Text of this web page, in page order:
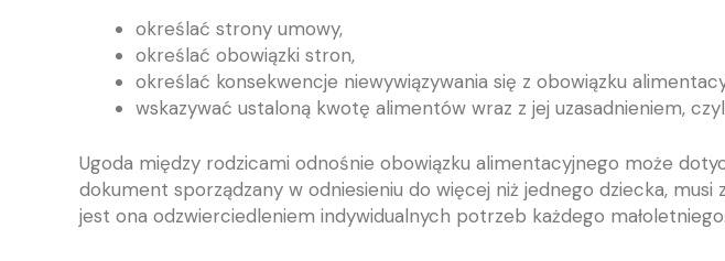
określać strony umowy,
określać obowiązki stron,
określać konsekwencje niewywiązywania się z obowiązku
wskazywać ustaloną kwotę alimentów wraz z jej uzasadnieniem,
Ugoda między rodzicami odnośnie obowiązku alimentacyjnego może
dokument sporządzany w odniesieniu do więcej niż jednego dziecka,
jest ona odzwierciedleniem indywidualnych potrzeb każdego małoletniego.